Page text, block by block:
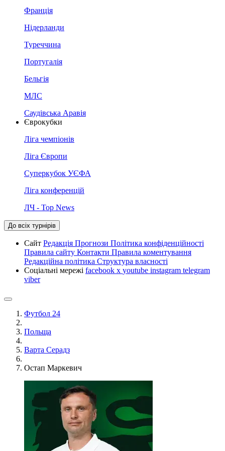
Франція
Нідерланди
Туреччина
Португалія
Бельгія
МЛС
Саудівська Аравія
Єврокубки
Ліга чемпіонів
Ліга Європи
Суперкубок УЄФА
Ліга конференцій
ЛЧ - Top News
До всіх турнірів
Сайт Редакція Прогнози Політика конфіденційності
Правила сайту Контакти Правила коментування
Редакційна політика Структура власності
Соціальні мережі facebook x youtube instagram telegram
viber
Футбол 24
Польща
Варта Серадз
Остап Маркевич